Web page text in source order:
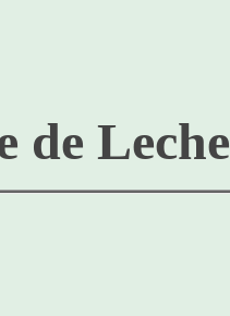
de Leche